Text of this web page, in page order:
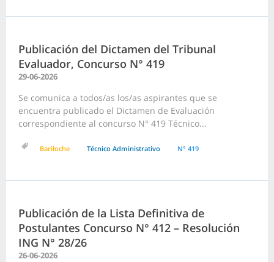
Publicación del Dictamen del Tribunal
Evaluador, Concurso N° 419
29-06-2026
Se comunica a todos/as los/as aspirantes que se
encuentra publicado el Dictamen de Evaluación
correspondiente al concurso N° 419 Técnico...
Bariloche Técnico Administrativo N° 419
Publicación de la Lista Definitiva de
Postulantes Concurso N° 412 – Resolución
ING N° 28/26
26-06-2026